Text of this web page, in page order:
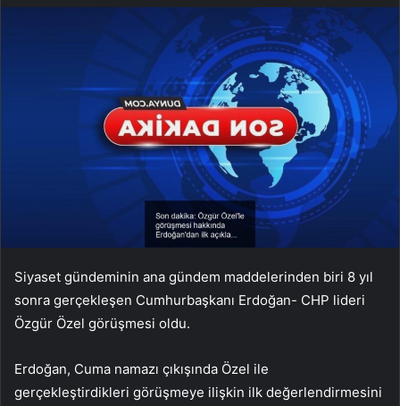
Siyaset gündeminin ana gündem maddelerinden biri 8 yıl
sonra gerçekleşen Cumhurbaşkanı Erdoğan- CHP lideri
Özgür Özel görüşmesi oldu.
Erdoğan, Cuma namazı çıkışında Özel ile
gerçekleştirdikleri görüşmeye ilişkin ilk değerlendirmesini